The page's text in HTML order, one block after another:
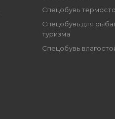
Спецобувь
Спецобувь для
туризма
Спецобувь